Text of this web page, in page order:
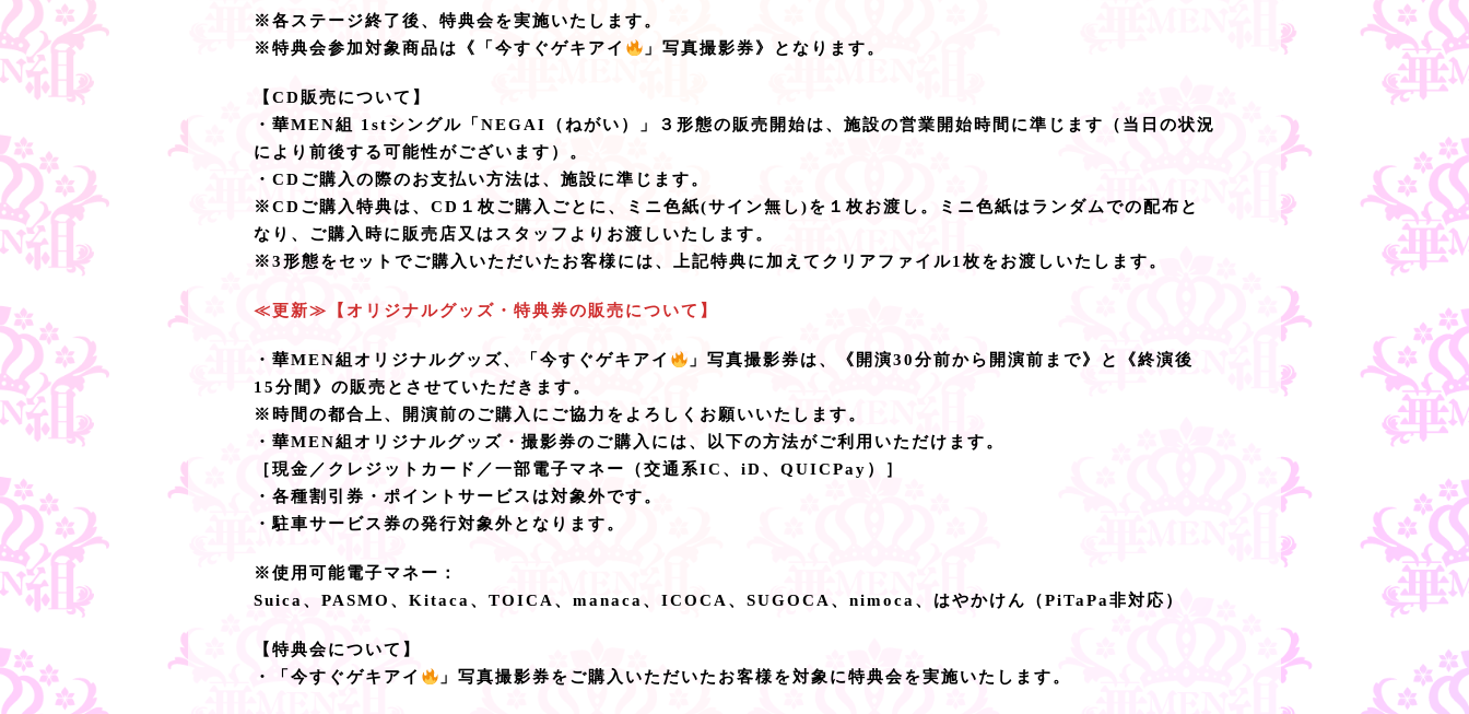
※各ステージ終了後、特典会を実施いたします。
※特典会参加対象商品は《「今すぐゲキアイ
」写真撮影券》となります。
【CD販売について】
・華MEN組 1stシングル「NEGAI（ねがい）」３形態の販売開始は、施設の営業開始時間に準じます（当日の状況
により前後する可能性がございます）。
・CDご購入の際のお支払い方法は、施設に準じます。
※CDご購入特典は、CD１枚ご購入ごとに、ミニ色紙(サイン無し)を１枚お渡し。ミニ色紙はランダムでの配布と
なり、ご購入時に販売店又はスタッフよりお渡しいたします。
※3形態をセットでご購入いただいたお客様には、上記特典に加えてクリアファイル1枚をお渡しいたします。
≪更新≫【オリジナルグッズ・特典券の販売について】
・華MEN組オリジナルグッズ、「今すぐゲキアイ
」写真撮影券は、《開演30分前から開演前まで》と《終演後
15分間》の販売とさせていただきます。
※時間の都合上、開演前のご購入にご協力をよろしくお願いいたします。
・華MEN組オリジナルグッズ・撮影券のご購入には、以下の方法がご利用いただけます。
［現金／クレジットカード／一部電子マネー（交通系IC、iD、QUICPay）］
・各種割引券・ポイントサービスは対象外です。
・駐車サービス券の発行対象外となります。
※使用可能電子マネー：
Suica、PASMO、Kitaca、TOICA、manaca、ICOCA、SUGOCA、nimoca、はやかけん（PiTaPa非対応）
【特典会について】
・「今すぐゲキアイ
」写真撮影券をご購入いただいたお客様を対象に特典会を実施いたします。